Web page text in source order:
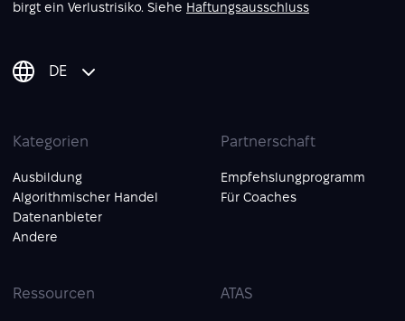
birgt ein Verlustrisiko. Siehe Haftungsausschluss
DE
Kategorien
Ausbildung
Algorithmischer Handel
Datenanbieter
Andere
Partnerschaft
Empfehslungprogramm
Für Coaches
Ressourcen ATAS